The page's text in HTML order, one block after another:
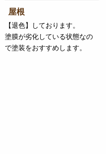
屋根
【退色】しております。
塗膜が劣化している状態なの
で塗装をおすすめします。